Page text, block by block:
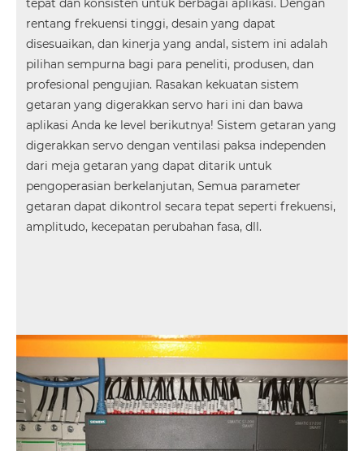
tepat dan konsisten untuk berbagai aplikasi. Dengan
rentang frekuensi tinggi, desain yang dapat
disesuaikan, dan kinerja yang andal, sistem ini adalah
pilihan sempurna bagi para peneliti, produsen, dan
profesional pengujian. Rasakan kekuatan sistem
getaran yang digerakkan servo hari ini dan bawa
aplikasi Anda ke level berikutnya! Sistem getaran yang
digerakkan servo dengan ventilasi paksa independen
dari meja getaran yang dapat ditarik untuk
pengoperasian berkelanjutan, Semua parameter
getaran dapat dikontrol secara tepat seperti frekuensi,
amplitudo, kecepatan perubahan fasa, dll.